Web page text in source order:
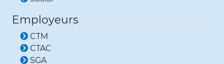
Employeurs
CTM
CTAC
SGA